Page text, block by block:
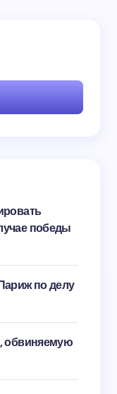
победы
по делу
обвиняемую